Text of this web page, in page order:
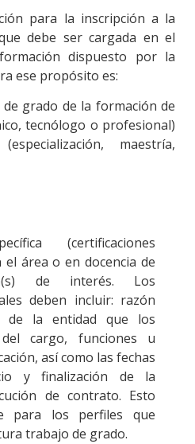
para la inscripción a la
debe ser cargada en el
dispuesto por la
ese propósito es:
grado de la formación de
tecnólogo o profesional)
maestría,
(certificaciones
área o en docencia de
de interés. Los
deben incluir: razón
de la entidad que los
cargo, funciones u
así como las fechas
y finalización de la
de contrato. Esto
para los perfiles que
trabajo de grado.